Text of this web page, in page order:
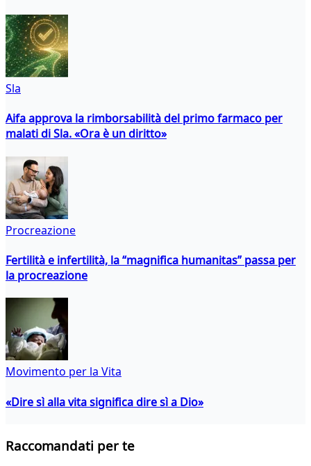
Sla
Aifa approva la rimborsabilità del primo farmaco per
malati di Sla. «Ora è un diritto»
Procreazione
Fertilità e infertilità, la “magnifica humanitas” passa per
la procreazione
Movimento per la Vita
«Dire sì alla vita significa dire sì a Dio»
Raccomandati per te